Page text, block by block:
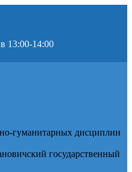
13:00-14:00
гуманитарных дисциплин
государственный